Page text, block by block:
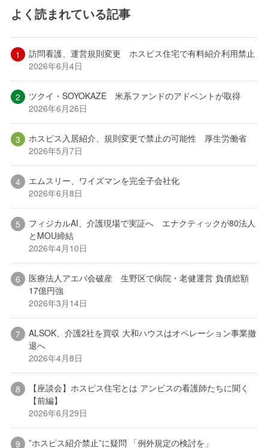
よく読まれている記事
訪問看護、運営規則変更 ホスピス住宅で有料紹介利用禁止
2026年6月4日
ツクイ・SOYOKAZE 米系ファンドのアドベントが取得
2026年6月26日
ホスピス入居紹介、規則変更で禁止の可能性 厚生労働省
2026年5月7日
エムスリー、ワイズマンを完全子会社化
2026年6月8日
フィジカルAI、介護現場で実証へ エナクティックが80法人
とMOU締結
2026年4月10日
医療法人アエバ会破産 生野区で病院・老健運営 負債総額
17億円強
2026年3月14日
ALSOK、介護2社を買収 大和ハウスはオペレーション事業撤
退へ
2026年4月8日
【座談会】ホスピス住宅とは アンビスの看護師たちに聞く
【前編】
2026年6月29日
”ホスピス紹介禁止”に疑問 「例外規定の検討を」